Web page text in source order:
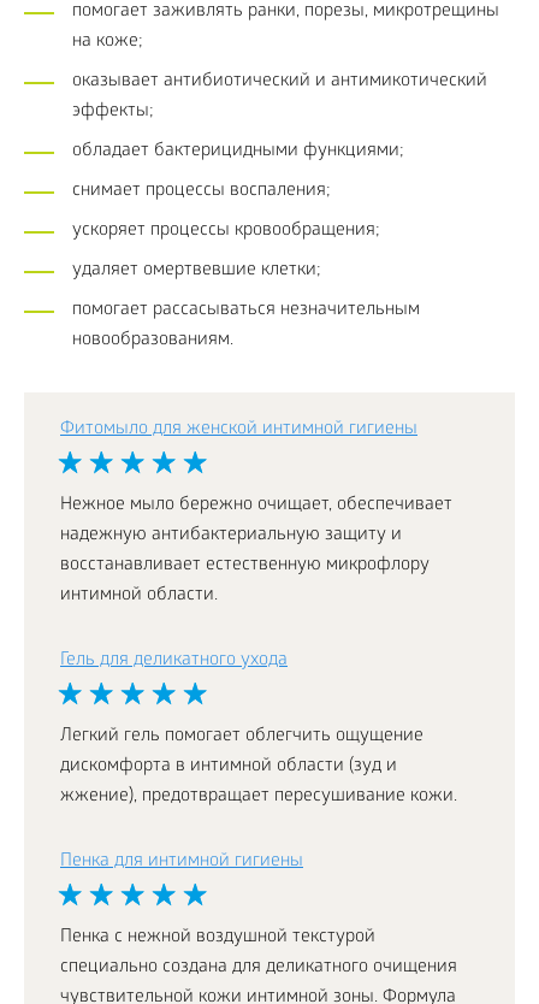
помогает заживлять ранки, порезы, микротрещины
на коже;
оказывает антибиотический и антимикотический
эффекты;
обладает бактерицидными функциями;
снимает процессы воспаления;
ускоряет процессы кровообращения;
удаляет омертвевшие клетки;
помогает рассасываться незначительным
новообразованиям.
Фитомыло для женской интимной гигиены
Нежное мыло бережно очищает, обеспечивает
надежную антибактериальную защиту и
восстанавливает естественную микрофлору
интимной области.
Гель для деликатного ухода
Легкий гель помогает облегчить ощущение
дискомфорта в интимной области (зуд и
жжение), предотвращает пересушивание кожи.
Пенка для интимной гигиены
Пенка с нежной воздушной текстурой
специально создана для деликатного очищения
чувствительной кожи интимной зоны. Формула